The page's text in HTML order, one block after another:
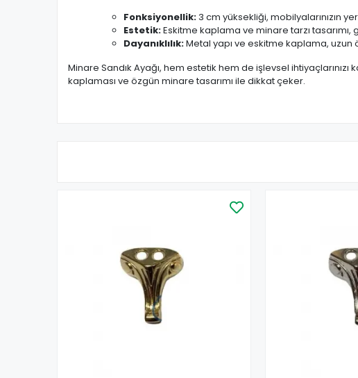
Fonksiyonellik:3 cm yüksekliği, mobilyalarınızın
Estetik:Eskitme kaplama ve minare tarzı
Dayanıklılık:Metal yapı ve eskitme kaplama, uzun
Minare Sandık Ayağı, hem estetik hem de işlevsel
kaplaması ve özgün minare tasarımı ile dikkat çeker.